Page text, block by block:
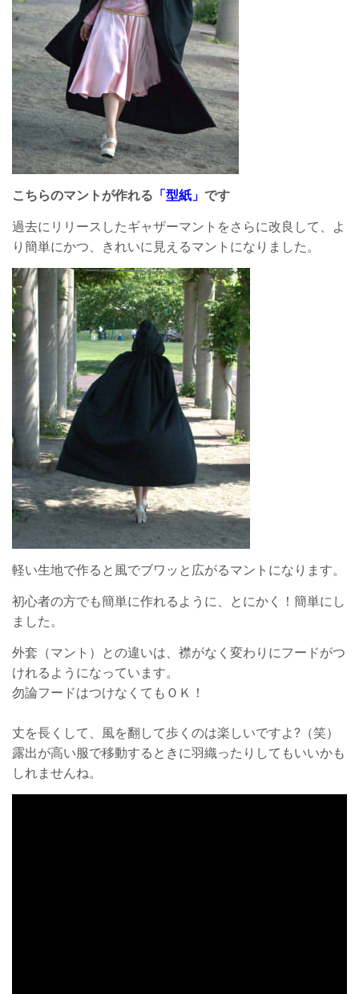
こちらのマントが作れる 「型紙」 です
過去にリリースしたギャザーマントをさらに改良して、よ
り簡単にかつ、きれいに見えるマントになりました。
軽い生地で作ると風でブワッと広がるマントになります。
初心者の方でも簡単に作れるように、とにかく！簡単にし
ました。
外套（マント）との違いは、襟がなく変わりにフードがつ
けれるようになっています。
勿論フードはつけなくてもＯＫ！
丈を長くして、風を翻して歩くのは楽しいですよ?（笑）
露出が高い服で移動するときに羽織ったりしてもいいかも
しれませんね。